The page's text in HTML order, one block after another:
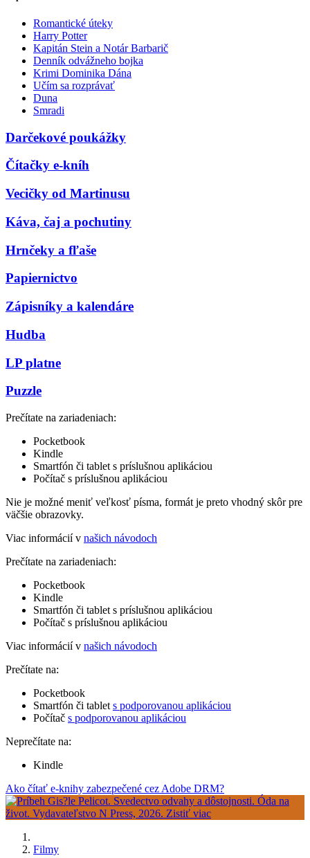
Romantické úteky
Harry Potter
Kapitán Stein a Notár Barbarič
Denník odvážneho bojka
Krimi Dominika Dána
Učím sa rozprávať
Duna
Smradi
Darčekové poukážky
Čítačky e-kníh
Vecičky od Martinusu
Káva, čaj a pochutiny
Hrnčeky a fľaše
Papiernictvo
Zápisníky a kalendáre
Hudba
LP platne
Puzzle
Prečítate na zariadeniach:
Pocketbook
Kindle
Smartfón či tablet s príslušnou aplikáciou
Počítač s príslušnou aplikáciou
Nie je možné meniť veľkosť písma, formát je preto vhodný skôr pre
väčšie obrazovky.
Viac informácií v našich návodoch
Prečítate na zariadeniach:
Pocketbook
Kindle
Smartfón či tablet s príslušnou aplikáciou
Počítač s príslušnou aplikáciou
Viac informácií v našich návodoch
Prečítate na:
Pocketbook
Smartfón či tablet s podporovanou aplikáciou
Počítač s podporovanou aplikáciou
Neprečítate na:
Kindle
Ako čítať e-knihy zabezpečené cez Adobe DRM?
Filmy